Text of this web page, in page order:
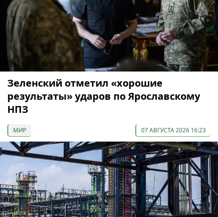
Зеленский отметил «хорошие
результаты» ударов по Ярославскому
НПЗ
МИР 07 АВГУСТА 2026 16:23